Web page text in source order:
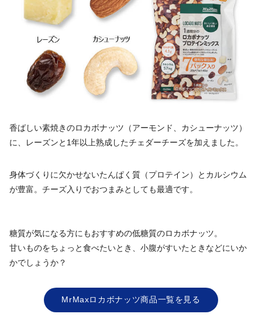
香ばしい素焼きのロカボナッツ（アーモンド、カシューナッツ）
に、レーズンと1年以上熟成したチェダーチーズを加えました。
身体づくりに欠かせないたんぱく質（プロテイン）とカルシウム
が豊富。チーズ入りでおつまみとしても最適です。
糖質が気になる方にもおすすめの低糖質のロカボナッツ。
甘いものをちょっと食べたいとき、小腹がすいたときなどにいか
かでしょうか？
MrMaxロカボナッツ商品一覧を見る